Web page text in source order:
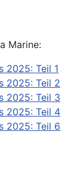
Marine:
2025: Teil 1
2025: Teil 2
2025: Teil 3
2025: Teil 4
2025: Teil 6